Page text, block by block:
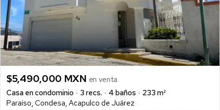
$5,490,000 MXN en venta
Casa en condominio
3 recs. 4 baños
233 m²
Paraiso, Condesa, Acapulco de Juárez